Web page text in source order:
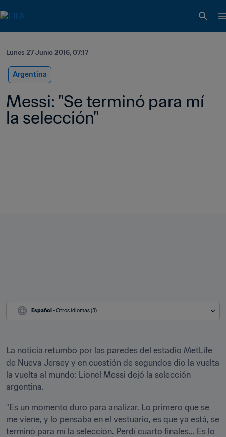
Lunes 27 Junio 2016, 07:17
Argentina
Messi: "Se terminó para mí
la selección"
Español - Otros idiomas (3)
La noticia retumbó por las paredes del estadio MetLife
de Nueva Jersey y en cuestión de segundos dio la vuelta
la vuelta al mundo: Lionel Messi dejó la selección
argentina.
"Es un momento duro para analizar. Lo primero que se
me viene, y lo pensaba en el vestuario, es que ya está, se
terminó para mí la selección. Perdí cuarto finales... Es lo